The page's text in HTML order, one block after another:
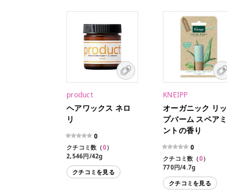
product
ヘアワックス ネロ
リ
0
クチコミ数（0）
2,546円/42g
クチコミを見る
KNEIPP
オーガニック リッ
プバーム スペアミ
ントの香り
0
クチコミ数（0）
770円/4.7g
クチコミを見る